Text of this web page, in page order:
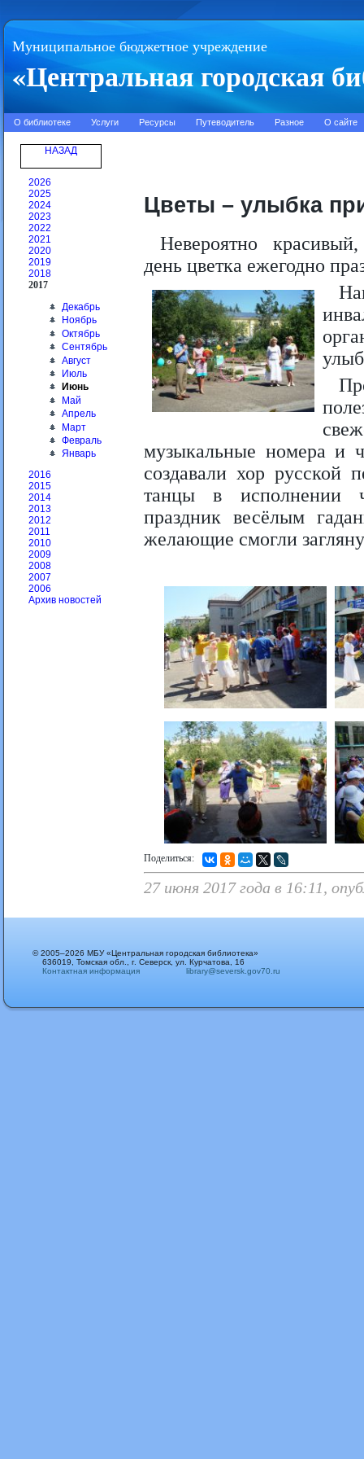
Муниципальное бюджетное учреждение
«Центральная городская
О библиотеке Услуги Ресурсы Путеводитель Разное О сайте
НАЗАД
2026
2025
2024
2023
2022
2021
2020
2019
2018
2017
Декабрь
Ноябрь
Октябрь
Сентябрь
Август
Июль
Июнь
Май
Апрель
Март
Февраль
Январь
2016
2015
2014
2013
2012
2011
2010
2009
2008
2007
2006
Архив новостей
Цветы – улыбка
Невероятно
день цветка ежегодно
музыкальные номера и
создавали хор
танцы в исполнении
праздник весёлым
желающие смогли
Поделиться:
27 июня 2017 года в 16:11,
© 2005–2026 МБУ «Центральная городская библиотека»
636019, Томская обл., г. Северск, ул. Курчатова, 16
Контактная информация
library@seversk.gov70.ru